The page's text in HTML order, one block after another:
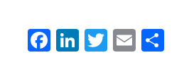
Facebook
LinkedIn
Twitter
Email